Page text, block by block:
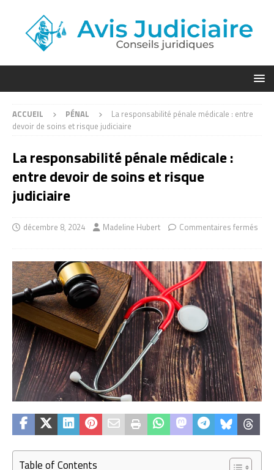
ACCUEIL PÉNAL
La responsabilité pénale médicale : entre
devoir de soins et risque judiciaire
La responsabilité pénale médicale :
entre devoir de soins et risque
judiciaire
décembre 8, 2024 Madeline Hubert Commentaires fermés
Table of Contents